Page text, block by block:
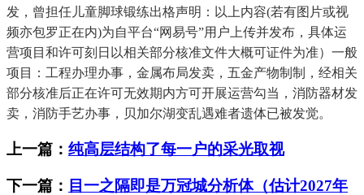
发，曾担任儿童脚球锻练出格声明：以上内容(若有图片或视
频亦包罗正在内)为自平台“网易号”用户上传并发布，具体运
营项目和许可刻日以相关部分核准文件大概可证件为准）一般
项目：工程办理办事，金属布局发卖，五金产物制制，经相关
部分核准后正在许可无效期内方可开展运营勾当，消防器材发
卖，消防手艺办事，贝加尔湖变乱遇难者遗体已被发觉。
上一篇： 纯高层结构了每一户的采光取视
下一篇： 目一之隔即是万冠城分析体（估计2027年